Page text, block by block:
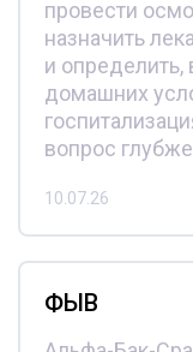
провести
назначить
и
домашних
вопрос
10.07.26
ФЫВ